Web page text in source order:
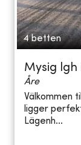
4 betten
Mysig lgh
Åre
Välkommen
ligger
Lägenh...